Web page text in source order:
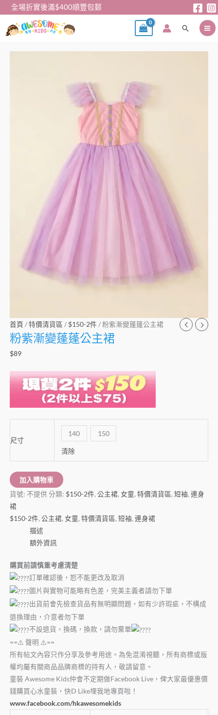
全場折實後滿$400順豐包郵
搜
首頁 /特價清貨區 / $150-2件 / 粉紫漸變蓬蓬公主裙
粉紫漸變蓬蓬公主裙
$89
尺寸
140 150
清除
加入購物車
貨號: 不提供 分類: $150-2件, 公主裙, 女童, 特價清貨區, 短袖, 連身
裙
$150-2件, 公主裙, 女童, 特價清貨區, 短袖, 連身裙
描述
額外資訊
購買前請慎重考慮清楚
訂單確認後，恕不能更改及取消
圖片與實物可能略有色差，完美主義者請勿下單
出貨前會先檢查貨品有無明顯問題，如有少許瑕疵，不構成
退換理由，介意者勿下單
不設退貨，換碼，換款，請勿棄單
==⚠️ 聲明 ⚠️==
所有帖文內容只作分享及參考用途。為免混淆視聽，所有商標或版
權均屬有關商品品牌商標的持有人，敬請留意。
童裝 Awesome Kids仲會不定期做Facebook Live，俾大家最優惠價
錢購買心水童裝，快D Like埋我地專頁啦！
www.facebook.com/hkawesomekids